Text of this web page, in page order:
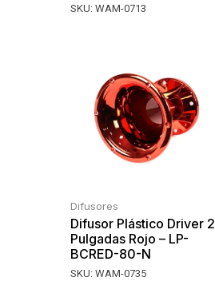
SKU: WAM-0713
Difusores
Difusor Plástico Driver 2
Pulgadas Rojo – LP-
BCRED-80-N
SKU: WAM-0735